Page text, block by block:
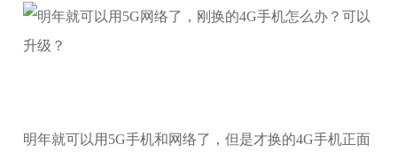
明年就可以用5G手机和网络了，但是才换的4G手机正面